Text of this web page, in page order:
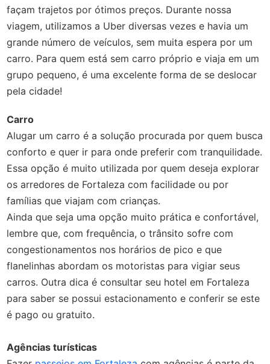
façam trajetos por ótimos preços. Durante nossa
viagem, utilizamos a Uber diversas vezes e havia um
grande número de veículos, sem muita espera por um
carro. Para quem está sem carro próprio e viaja em um
grupo pequeno, é uma excelente forma de se deslocar
pela cidade!
Carro
Alugar um carro é a solução procurada por quem busca
conforto e quer ir para onde preferir com tranquilidade.
Essa opção é muito utilizada por quem deseja explorar
os arredores de Fortaleza com facilidade ou por
famílias que viajam com crianças.
Ainda que seja uma opção muito prática e confortável,
lembre que, com frequência, o trânsito sofre com
congestionamentos nos horários de pico e que
flanelinhas abordam os motoristas para vigiar seus
carros. Outra dica é consultar seu hotel em Fortaleza
para saber se possui estacionamento e conferir se este
é pago ou gratuito.
Agências turísticas